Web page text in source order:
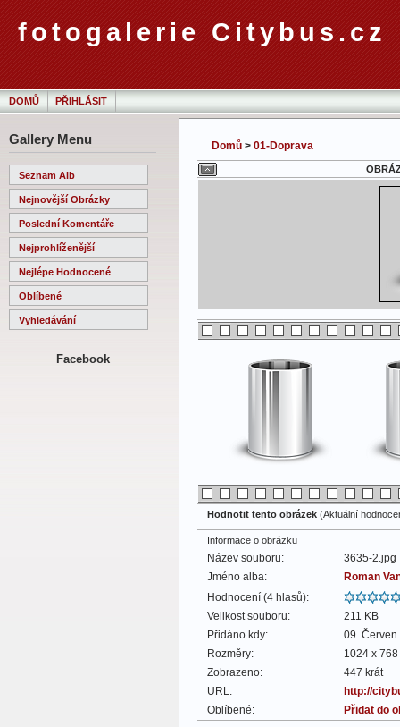
fotogalerie Citybus.cz
DOMŮ PŘIHLÁSIT
Gallery Menu
Seznam Alb
Nejnovější Obrázky
Poslední Komentáře
Nejprohlíženější
Nejlépe Hodnocené
Oblíbené
Vyhledávání
Facebook
Domů > 01-Doprava
Hodnotit tento obrázek (Aktuální
Informace o obrázku
Název souboru:
3635-2.jpg
Jméno alba:
Roman
Hodnocení (4 hlasů):
Velikost souboru:
211 KB
Přidáno kdy:
09. Červen
Rozměry:
1024 x
Zobrazeno:
447 krát
URL:
http://
Oblíbené:
Přidat do